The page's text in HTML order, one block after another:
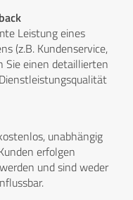
Leistung eines
(z.B. Kundenservice,
Sie einen detaillierten
unabhängig
erfolgen
und sind weder